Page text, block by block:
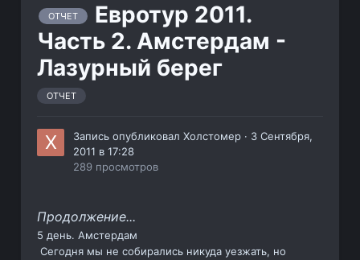
ОТЧЕТ
Евротур 2011.
Часть 2. Амстердам -
Лазурный берег
ОТЧЕТ
Запись опубликовалХолстомер · 3 Сентября,
2011 в 17:28
289 просмотров
Продолжение...
5 день. Амстердам
Сегодня мы не собирались никуда уезжать, но